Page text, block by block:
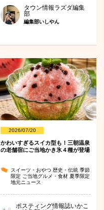
タウン情報ラズダ編集
部
編集部いしやん
2026/07/20
かわいすぎるスイカ型も！三朝温泉
の老舗宿にご当地かき氷４種が登場
スイーツ・おやつ 歴史・伝統季節
限定 ご当地グルメ・食材夏季限定
地元ニュース
ポスティング情報誌いかこ